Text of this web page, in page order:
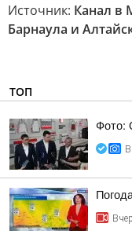
Источник: Канал в
Барнаула и
ТОП
Фото: